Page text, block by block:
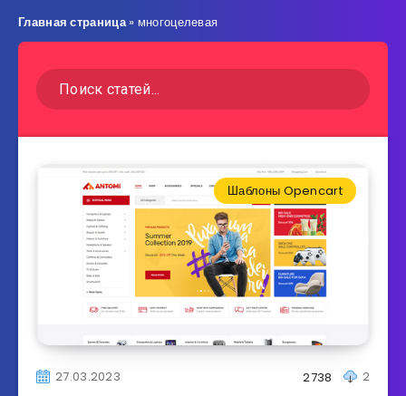
Главная страница» многоцелевая
Шаблоны Opencart
27.03.2023 2
2738